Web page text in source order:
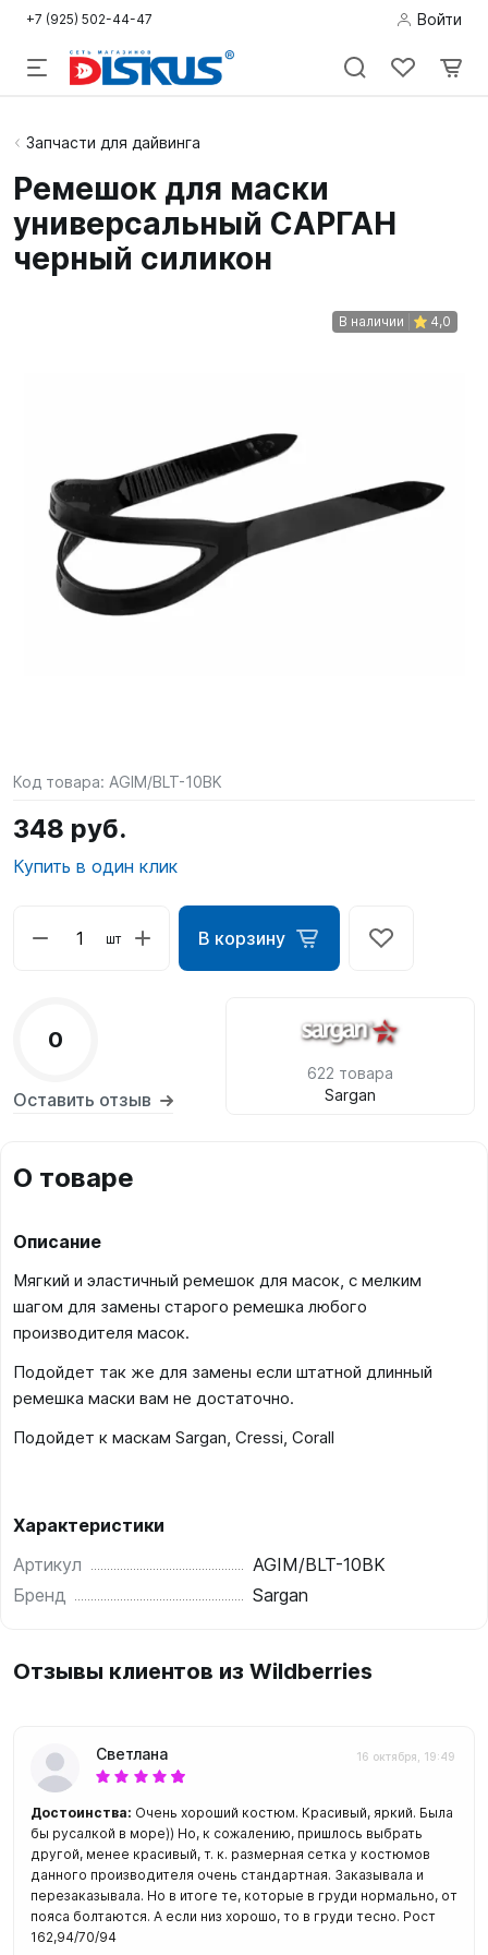
+7 (925) 502-44-47 Войти
Подводная
Дайвинг
Снорклинг /
SUP-
сёрфинг
Подарочные
Карты
Запчасти для дайвинга
Ремешок для маски
универсальный САРГАН
черный силикон
В наличии 4,0
Код товара: AGIM/BLT-10BK
348 руб.
Купить в один клик
шт В корзину
0
Оставить отзыв
622 товара
Sargan
О товаре
Описание
Мягкий и эластичный ремешок для масок, с мелким
шагом для замены старого ремешка любого
производителя масок.
Подойдет так же для замены если штатной длинный
ремешка маски вам не достаточно.
Подойдет к маскам Sargan, Cressi, Corall
Характеристики
Артикул
AGIM/BLT-10BK
Бренд
Sargan
Отзывы клиентов из Wildberries
Светлана 16 октября, 19:49
Достоинства: Очень хороший костюм. Красивый, яркий. Была
бы русалкой в море)) Но, к сожалению, пришлось выбрать
другой, менее красивый, т. к. размерная сетка у костюмов
данного производителя очень стандартная. Заказывала и
перезаказывала. Но в итоге те, которые в груди нормально, от
пояса болтаются. А если низ хорошо, то в груди тесно. Рост
162,94/70/94